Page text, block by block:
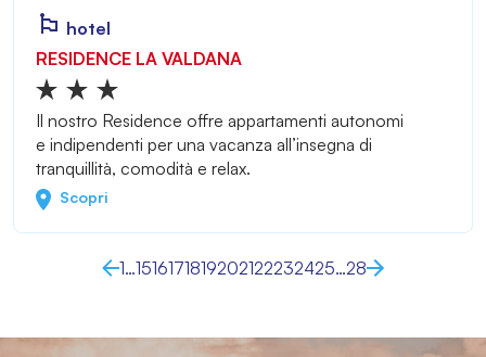
hotel
RESIDENCE LA VALDANA
Il nostro Residence offre appartamenti autonomi
e indipendenti per una vacanza all’insegna di
tranquillità, comodità e relax.
Scopri
1…1516171819202122232425…28